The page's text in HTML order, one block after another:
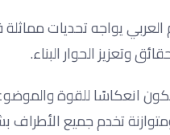
يواجه تحديات
وتعزيز الحوار البناء.
انعكاسًا للقوة
تخدم جميع